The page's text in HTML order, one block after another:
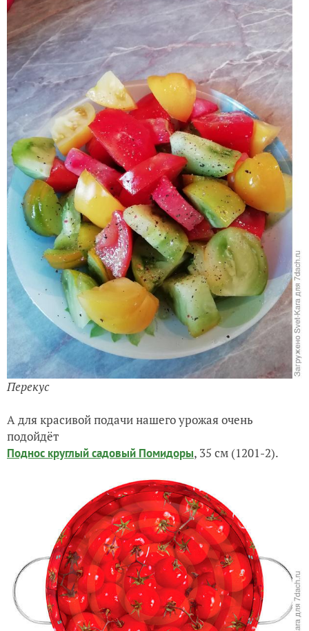
Перекус
А для красивой подачи нашего урожая очень
подойдёт
Поднос круглый садовый Помидоры, 35 см (1201-2).